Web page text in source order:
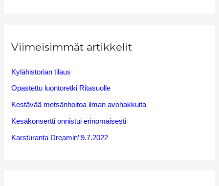
c
f
o
r
:
Viimeisimmät artikkelit
Kylähistorian tilaus
Opastettu luontoretki Ritasuolle
Kestävää metsänhoitoa ilman avohakkuita
Kesäkonsertti onnistui erinomaisesti
Karsturanta Dreamin’ 9.7.2022